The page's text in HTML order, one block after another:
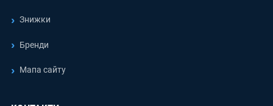
Знижки
Бренди
Мапа сайту